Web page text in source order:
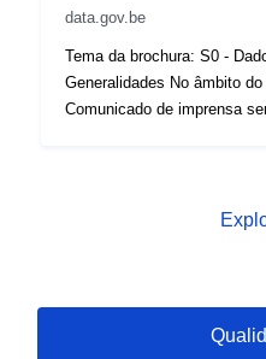
data.gov.be
Tema da brochura: S0 -
Generalidades No âmbito
Comunicado de imprensa